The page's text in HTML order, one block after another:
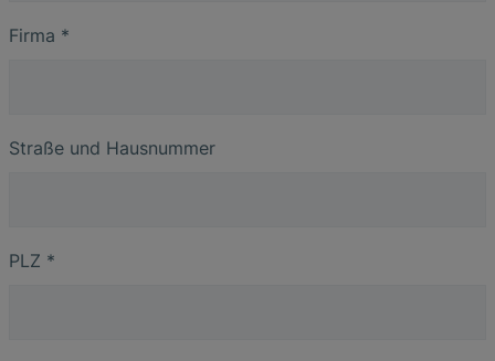
Firma *
Straße und Hausnummer
PLZ *